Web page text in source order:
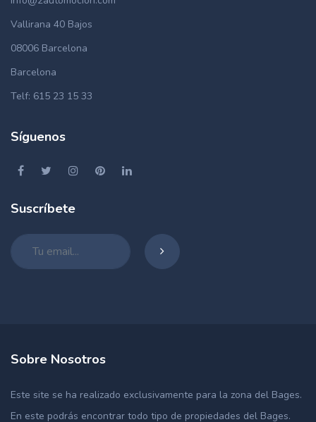
Vallirana 40 Bajos
08006 Barcelona
Barcelona
Telf: 615 23 15 33
Síguenos
Suscríbete
Sobre Nosotros
Este site se ha realizado exclusivamente para la zona del Bages.
En este podrás encontrar todo tipo de propiedades del Bages.